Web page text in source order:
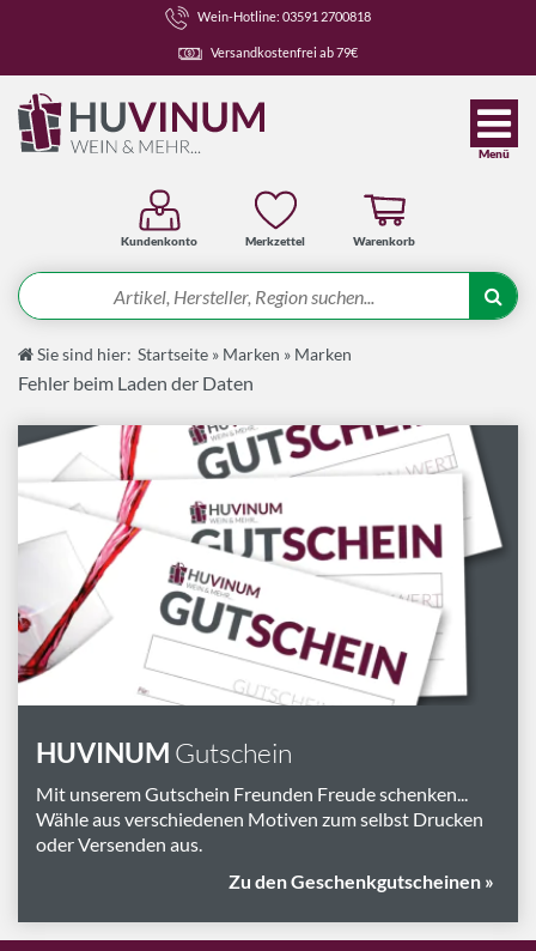
Wein-Hotline: 03591 2700818
Versandkostenfrei ab 79€
Kundenkonto Merkzettel Warenkorb
Menü
Angebote
Wein-Pakete
Spirituosen-Pakete
Geschenk-Pakete
Weine
Spirituosen
Marken
Inspiration
Wissenswelt
Schlagworte
Sie sind hier: Startseite » Marken » Marken
Fehler beim Laden der Daten
HUVINUM Gutschein
Mit unserem Gutschein Freunden Freude schenken...
Wähle aus verschiedenen Motiven zum selbst Drucken
oder Versenden aus.
Zu den Geschenkgutscheinen »